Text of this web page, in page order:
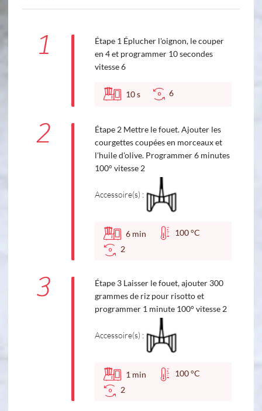
1
Étape 1 Éplucher l'oignon, le couper
en 4 et programmer 10 secondes
vitesse 6
10s 6
2
Étape 2 Mettre le fouet. Ajouter les
courgettes coupées en morceaux et
l'huile d'olive. Programmer 6 minutes
100° vitesse 2
Accessoire(s) :
6 min
100 °C
2
3
Étape 3 Laisser le fouet, ajouter 300
grammes de riz pour risotto et
programmer 1 minute 100° vitesse 2
Accessoire(s) :
1 min
100 °C
2